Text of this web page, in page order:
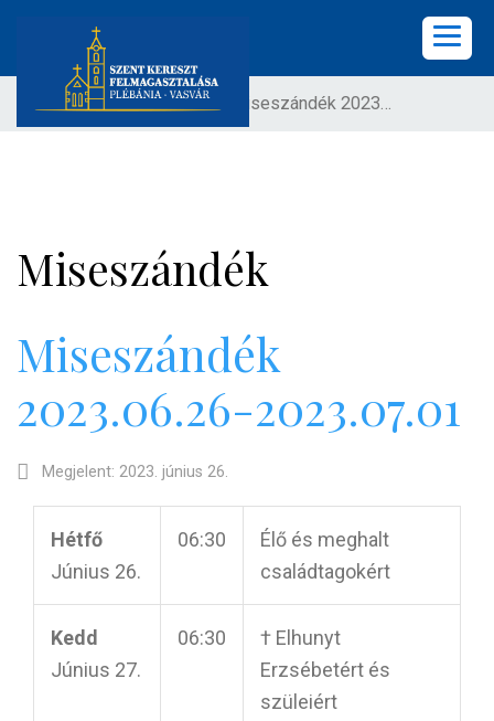
KEZDŐLAP
KÖZÖSSÉGEK
Ön itt van: Címlap Miseszándék 2023.06.26-2023.07.01
Miseszándék
Miseszándék
2023.06.26-2023.07.01
Megjelent: 2023. június 26.
Hétfő
Június 26.
06:30
Élő és meghalt
családtagokért
Kedd
Június 27.
06:30
† Elhunyt
Erzsébetért és
szüleiért